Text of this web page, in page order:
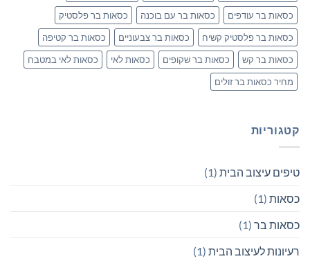
כסאות בר עודפים
כסאות בר עם בוכנה
כסאות בר פלסטיק
כסאות בר פלסטיק קשיח
כסאות בר צבעוניים
כסאות בר קטיפה
כסאות בר קש
כסאות בר שקופים כסאות לאי
כסאות לאי במטבח
מחיר כסאות בר זולים
קטגוריות
טיפים עיצוב הבית (1)
כסאות (1)
כסאות בר (1)
רעיונות לעיצוב הבית (1)